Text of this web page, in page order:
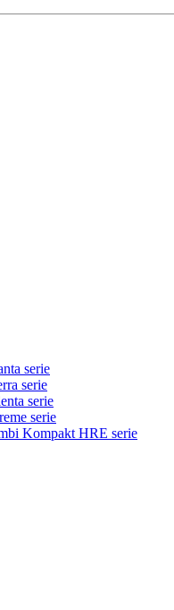
serie
serie
serie
serie
Kompakt HRE serie